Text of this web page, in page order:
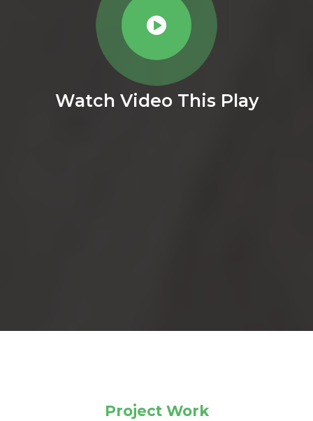
Watch Video This Play
Project Work